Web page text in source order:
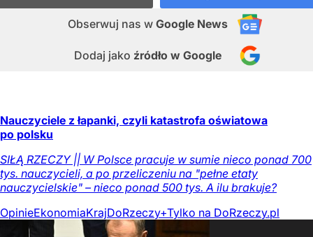
Obserwuj nas w Google News
Dodaj jako źródło w Google
Nauczyciele z łapanki, czyli katastrofa oświatowa
po polsku
SIŁĄ RZECZY || W Polsce pracuje w sumie nieco ponad 700
tys. nauczycieli, a po przeliczeniu na "pełne etaty
nauczycielskie" – nieco ponad 500 tys. A ilu brakuje?
OpinieEkonomiaKrajDoRzeczy+Tylko na DoRzeczy.pl